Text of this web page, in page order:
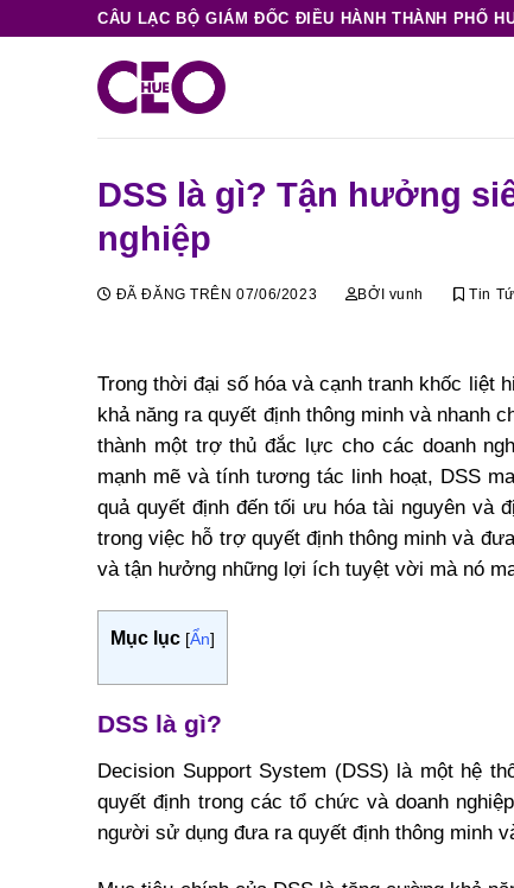
đến
CÂU LẠC BỘ GIÁM ĐỐC ĐIỀU HÀNH THÀNH PHỐ
DSS là gì? Tận hưởng
nghiệp
ĐÃ ĐĂNG TRÊN07/06/2023 BỞI vunh Tin
Trong thời đại số hóa và cạnh tranh khốc liệt
khả năng ra quyết định thông minh và nhanh
thành một trợ thủ đắc lực cho các doanh
mạnh mẽ và tính tương tác linh hoạt, DSS
quả quyết định đến tối ưu hóa tài nguyên và
trong việc hỗ trợ quyết định thông minh và
và tận hưởng những lợi ích tuyệt vời mà nó
Mục lục [Ẩn]
DSS là gì?
Decision Support System (DSS) là một hệ
quyết định trong các tổ chức và doanh
người sử dụng đưa ra quyết định thông minh